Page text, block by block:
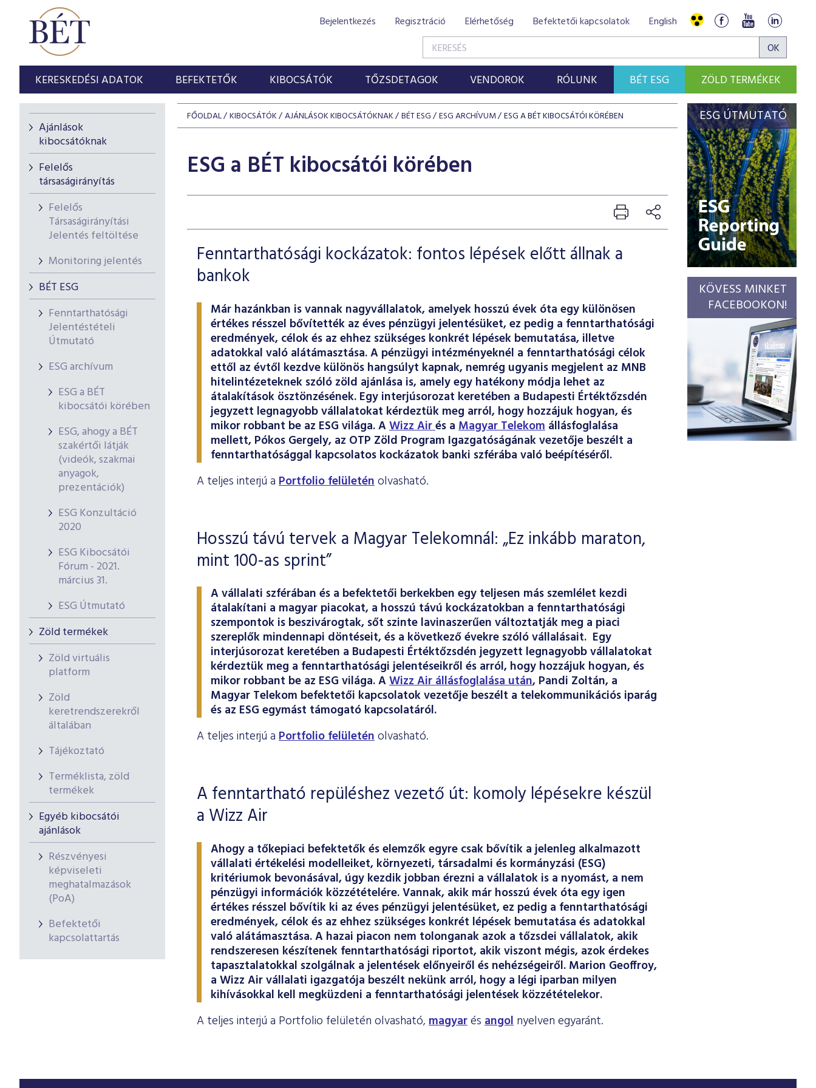
Bejelentkezés Regisztráció Elérhetőség Befektetői kapcsolatok English
KERESKEDÉSI ADATOK BEFEKTETŐK KIBOCSÁTÓK TŐZSDETAGOK VENDOROK RÓLUNK BÉT ESG ZÖLD TERMÉKEK
Ajánlások
kibocsátóknak
Felelős
társaságirányítás
Felelős
Társaságirányítási
Jelentés feltöltése
Monitoring jelentés
BÉT ESG
Fenntarthatósági
Jelentéstételi
Útmutató
ESG archívum
ESG a BÉT
kibocsátói körében
ESG, ahogy a BÉT
szakértői látják
(videók, szakmai
anyagok,
prezentációk)
ESG Konzultáció
2020
ESG Kibocsátói
Fórum - 2021.
március 31.
ESG Útmutató
Zöld termékek
Zöld virtuális
platform
Zöld
keretrendszerekről
általában
Tájékoztató
Terméklista, zöld
termékek
Egyéb kibocsátói
ajánlások
Részvényesi
képviseleti
meghatalmazások
(PoA)
Befektetői
kapcsolattartás
FŐOLDAL KIBOCSÁTÓK AJÁNLÁSOK KIBOCSÁTÓKNAK BÉT ESG ESG ARCHÍVUM ESG A BÉT KIBOCSÁTÓI KÖRÉBEN
ESG a BÉT kibocsátói körében
Fenntarthatósági kockázatok: fontos lépések előtt állnak a
bankok
Már hazánkban is vannak nagyvállalatok, amelyek hosszú évek óta egy különösen
értékes résszel bővítették az éves pénzügyi jelentésüket, ez pedig a fenntarthatósági
eredmények, célok és az ehhez szükséges konkrét lépések bemutatása, illetve
adatokkal való alátámasztása. A pénzügyi intézményeknél a fenntarthatósági célok
ettől az évtől kezdve különös hangsúlyt kapnak, nemrég ugyanis megjelent az MNB
hitelintézeteknek szóló zöld ajánlása is, amely egy hatékony módja lehet az
átalakítások ösztönzésének. Egy interjúsorozat keretében a Budapesti Értéktőzsdén
jegyzett legnagyobb vállalatokat kérdeztük meg arról, hogy hozzájuk hogyan, és
mikor robbant be az ESG világa. AWizz Airés a Magyar Telekom állásfoglalása
mellett, Pókos Gergely, az OTP Zöld Program Igazgatóságának vezetője beszélt a
fenntarthatósággal kapcsolatos kockázatok banki szférába való beépítéséről.
A teljes interjú a Portfolio felületénolvasható.
Hosszú távú tervek a Magyar Telekomnál: „Ez inkább maraton,
mint 100-as sprint”
A vállalati szférában és a befektetői berkekben egy teljesen más szemlélet kezdi
átalakítani a magyar piacokat, a hosszú távú kockázatokban a fenntarthatósági
szempontok is beszivárogtak, sőt szinte lavinaszerűen változtatják meg a piaci
szereplők mindennapi döntéseit, és a következő évekre szóló vállalásait. Egy
interjúsorozat keretében a Budapesti Értéktőzsdén jegyzett legnagyobb vállalatokat
kérdeztük meg a fenntarthatósági jelentéseikről és arról, hogy hozzájuk hogyan, és
mikor robbant be az ESG világa. AWizz Air állásfoglalása után, Pandi Zoltán, a
Magyar Telekom befektetői kapcsolatok vezetője beszélt a telekommunikációs iparág
és az ESG egymást támogató kapcsolatáról.
A teljes interjú a Portfolio felületénolvasható.
A fenntartható repüléshez vezető út: komoly lépésekre készül
a Wizz Air
Ahogy a tőkepiaci befektetők és elemzők egyre csak bővítik a jelenleg alkalmazott
vállalati értékelési modelleiket, környezeti, társadalmi és kormányzási (ESG)
kritériumok bevonásával, úgy kezdik jobban érezni a vállalatok is a nyomást, a nem
pénzügyi információk közzétételére. Vannak, akik már hosszú évek óta egy igen
értékes résszel bővítik ki az éves pénzügyi jelentésüket, ez pedig a fenntarthatósági
eredmények, célok és az ehhez szükséges konkrét lépések bemutatása és adatokkal
való alátámasztása. A hazai piacon nem tolonganak azok a tőzsdei vállalatok, akik
rendszeresen készítenek fenntarthatósági riportot, akik viszont mégis, azok érdekes
tapasztalatokkal szolgálnak a jelentések előnyeiről és nehézségeiről. Marion Geoffroy,
a Wizz Air vállalati igazgatója beszélt nekünk arról, hogy a légi iparban milyen
kihívásokkal kell megküzdeni a fenntarthatósági jelentések közzétételekor.
A teljes interjú a Portfolio felületén olvasható, magyarés angol nyelven egyaránt.
ESG ÚTMUTATÓ
KÖVESS MINKET
FACEBOOKON!